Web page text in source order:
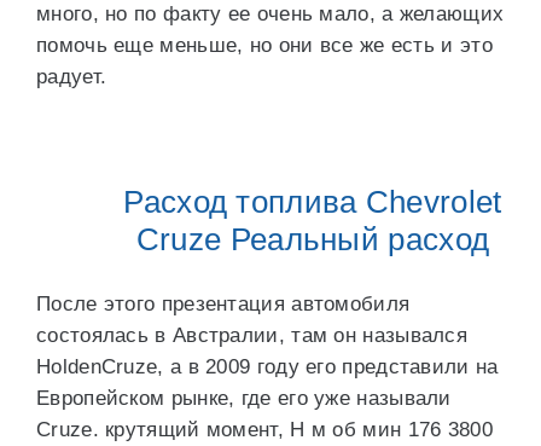
много, но по факту ее очень мало, а желающих
помочь еще меньше, но они все же есть и это
радует.
Расход топлива Chevrolet
Cruze Реальный расход
После этого презентация автомобиля
состоялась в Австралии, там он назывался
HoldenCruze, а в 2009 году его представили на
Европейском рынке, где его уже называли
Cruze. крутящий момент, Н м об мин 176 3800